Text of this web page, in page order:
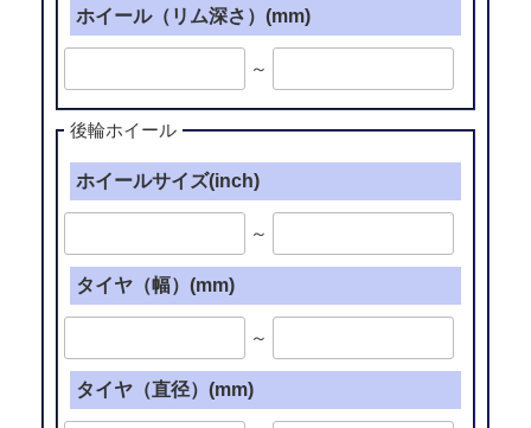
ホイール（リム深さ）(mm)
～
後輪ホイール
ホイールサイズ(inch)
～
タイヤ（幅）(mm)
～
タイヤ（直径）(mm)